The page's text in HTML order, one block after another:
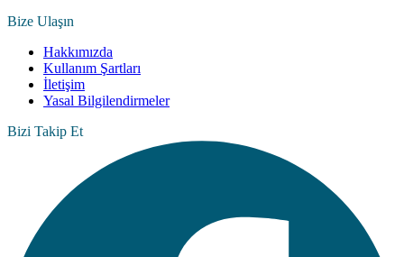
Bize Ulaşın
Hakkımızda
Kullanım Şartları
İletişim
Yasal Bilgilendirmeler
Bizi Takip Et